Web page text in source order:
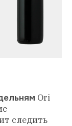
Ori
следить